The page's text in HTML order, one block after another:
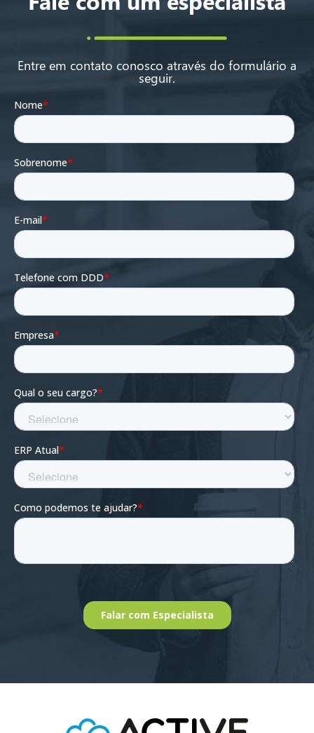
Entre em contato conosco através do formulário a
seguir.